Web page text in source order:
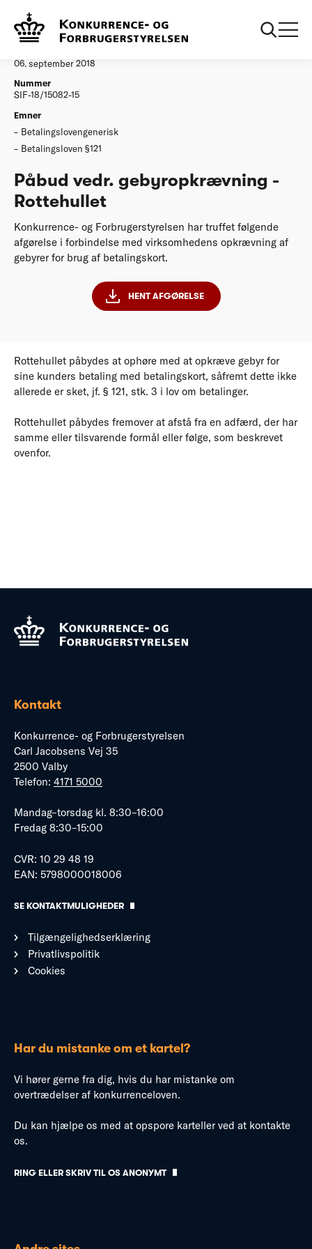
Afgørelser
06. september 2018
Nummer
SIF-18/15082-15
Emner
Betalingslovengenerisk
Betalingsloven §121
Påbud vedr. gebyropkrævning -
Rottehullet
Konkurrence- og Forbrugerstyrelsen har truffet følgende
afgørelse i forbindelse med virksomhedens opkrævning af
gebyrer for brug af betalingskort.
HENT AFGØRELSE
Rottehullet påbydes at ophøre med at opkræve gebyr for
sine kunders betaling med betalingskort, såfremt dette ikke
allerede er sket, jf. § 121, stk. 3 i lov om betalinger.
Rottehullet påbydes fremover at afstå fra en adfærd, der har
samme eller tilsvarende formål eller følge, som beskrevet
ovenfor.
Kontakt
Konkurrence- og Forbrugerstyrelsen
Carl Jacobsens Vej 35
2500 Valby
Telefon: 4171 5000
Mandag–torsdag kl. 8:30–16:00
Fredag 8:30–15:00
CVR: 10 29 48 19
EAN: 5798000018006
SE KONTAKTMULIGHEDER
Tilgængelighedserklæring
Privatlivspolitik
Cookies
Har du mistanke om et kartel?
Vi hører gerne fra dig, hvis du har mistanke om
overtrædelser af konkurrenceloven.
Du kan hjælpe os med at opspore karteller ved at kontakte
os.
RING ELLER SKRIV TIL OS ANONYMT